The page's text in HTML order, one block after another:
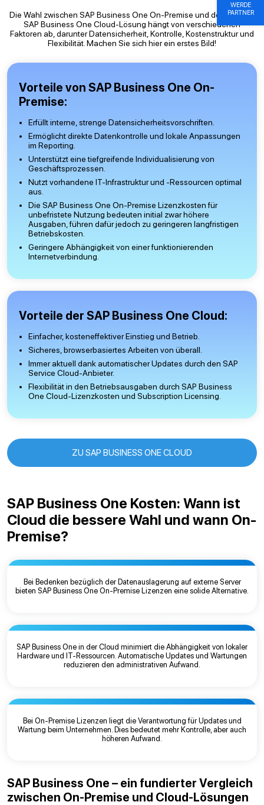
Die Wahl zwischen SAP Business One On-Premise und der flexiblen
SAP Business One Cloud-Lösung hängt von verschiedenen
Faktoren ab, darunter Datensicherheit, Kontrolle, Kostenstruktur und
Flexibilität. Machen Sie sich hier ein erstes Bild!
Vorteile von SAP Business One On-
Premise:
Erfüllt interne, strenge Datensicherheitsvorschriften.
Ermöglicht direkte Datenkontrolle und lokale Anpassungen
im Reporting.
Unterstützt eine tiefgreifende Individualisierung von
Geschäftsprozessen.
Nutzt vorhandene IT-Infrastruktur und -Ressourcen optimal
aus.
Die SAP Business One On-Premise Lizenzkosten für
unbefristete Nutzung bedeuten initial zwar höhere
Ausgaben, führen dafür jedoch zu geringeren langfristigen
Betriebskosten.
Geringere Abhängigkeit von einer funktionierenden
Internetverbindung.
Vorteile der SAP Business One Cloud:
Einfacher, kosteneffektiver Einstieg und Betrieb.
Sicheres, browserbasiertes Arbeiten von überall.
Immer aktuell dank automatischer Updates durch den SAP
Service Cloud-Anbieter.
Flexibilität in den Betriebsausgaben durch SAP Business
One Cloud-Lizenzkosten und Subscription Licensing.
ZU SAP BUSINESS ONE CLOUD
SAP Business One Kosten: Wann ist
Cloud die bessere Wahl und wann On-
Premise?
Bei Bedenken bezüglich der Datenauslagerung auf externe Server
bieten SAP Business One On-Premise Lizenzen eine solide Alternative.
SAP Business One in der Cloud minimiert die Abhängigkeit von lokaler
Hardware und IT-Ressourcen. Automatische Updates und Wartungen
reduzieren den administrativen Aufwand.
Bei On-Premise Lizenzen liegt die Verantwortung für Updates und
Wartung beim Unternehmen. Dies bedeutet mehr Kontrolle, aber auch
höheren Aufwand.
SAP Business One – ein fundierter Vergleich
zwischen On-Premise und Cloud-Lösungen
WERDE
PARTNER